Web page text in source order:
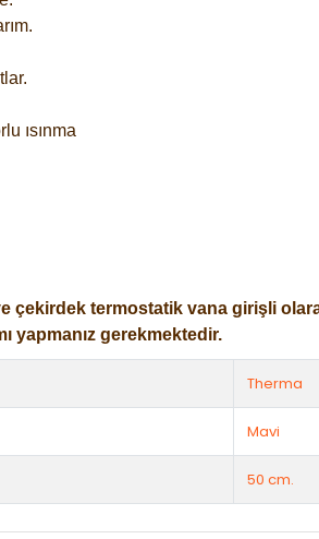
ısınma
termostatik vana girişli
yapmanız gerekmektedir.
Therma
Mavi
50 cm.